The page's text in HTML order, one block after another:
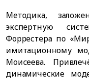
Методика,
экспертную
Форрестера по
имитационному
Моисеева.
динамические